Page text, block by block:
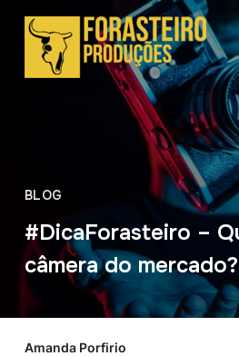
BLOG
#DicaForasteiro –
câmera do mercado?
Amanda Porfirio